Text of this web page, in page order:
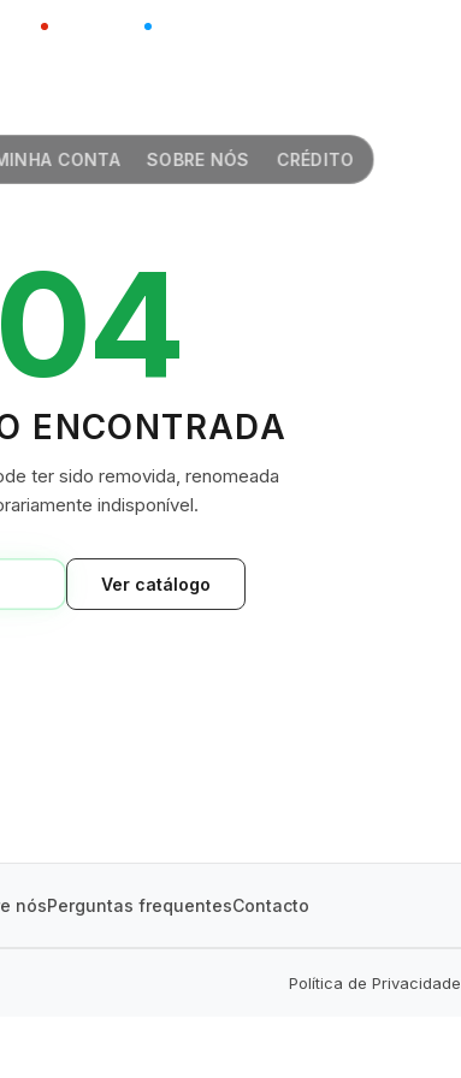
CHINA
CONTA SOBRE NÓS CRÉDITO
VILLAGE
ENCONTRADA
ter sido removida, renomeada
indisponível.
Ver catálogo
nósPerguntas frequentesContacto
Política de Privacidade